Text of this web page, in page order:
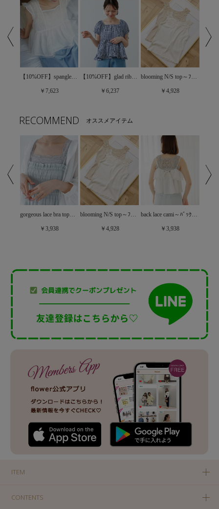
【10%OFF】spangle flower top～ｽﾊﾟﾝｸﾞﾙﾌﾗﾜｰﾄｯﾌﾟ
￥7,623
【10%OFF】glad ribbon blouse～ｸﾞﾗｯﾄﾞﾘﾎﾞﾝﾌﾞﾗｳｽ
￥6,237
blooming N/S top～ﾌﾞﾙｰﾐﾝｸﾞﾉｰｽﾘｰﾌﾞﾄｯﾌﾟ
￥4,928
RECOMMEND オススメアイテム
gorgeous lace bra top～ｺﾞｰｼﾞｬｽﾚｰｽﾌﾞﾗﾄｯﾌﾟ
￥3,938
blooming N/S top～ﾌﾞﾙｰﾐﾝｸﾞﾉｰｽﾘｰﾌﾞﾄｯﾌﾟ
￥4,928
back lace cami～ﾊﾞｯｸﾚｰｽｷｬﾐ
￥3,938
ITEM
CONTENTS